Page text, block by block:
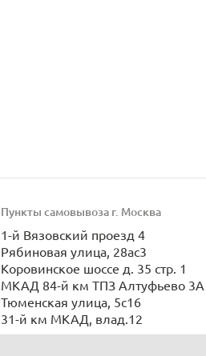
Пункты самовывоза г. Москва
1-й Вязовский проезд 4
Рябиновая улица, 28ас3
Коровинское шоссе д. 35 стр. 1
МКАД 84-й км ТПЗ Алтуфьево 3А
Тюменская улица, 5с16
31-й км МКАД, влад.12